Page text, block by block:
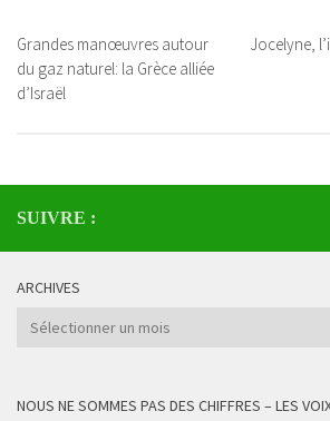
Grandes manœuvres autour
du gaz naturel: la Grèce alliée
d’Israël
Jocelyne,
SUIVRE :
ARCHIVES
Archives
NOUS NE SOMMES PAS DES CHIFFRES – LES